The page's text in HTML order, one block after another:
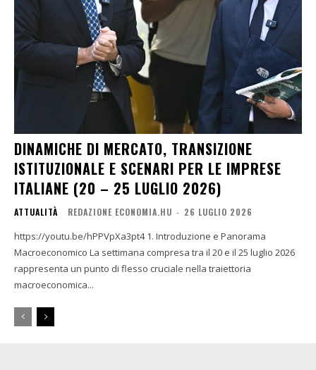
DINAMICHE DI MERCATO, TRANSIZIONE
ISTITUZIONALE E SCENARI PER LE IMPRESE
ITALIANE (20 – 25 LUGLIO 2026)
ATTUALITÀ REDAZIONE ECONOMIA.HU - 26 LUGLIO 2026
https://youtu.be/hPPVpXa3pt4 1. Introduzione e Panorama
Macroeconomico La settimana compresa tra il 20 e il 25 luglio 2026
rappresenta un punto di flesso cruciale nella traiettoria
macroeconomica...